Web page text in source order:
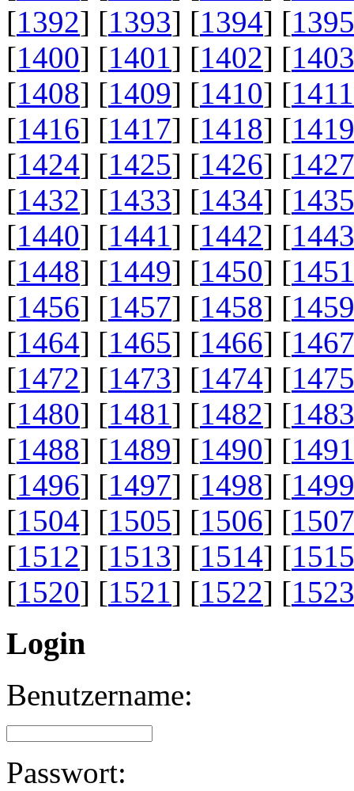
[1392] [1393] [1394] [1395
[1400] [1401] [1402] [1403
[1408] [1409] [1410] [1411
[1416] [1417] [1418] [1419
[1424] [1425] [1426] [1427
[1432] [1433] [1434] [1435
[1440] [1441] [1442] [1443
[1448] [1449] [1450] [1451
[1456] [1457] [1458] [1459
[1464] [1465] [1466] [1467
[1472] [1473] [1474] [1475
[1480] [1481] [1482] [1483
[1488] [1489] [1490] [1491
[1496] [1497] [1498] [1499
[1504] [1505] [1506] [1507
[1512] [1513] [1514] [1515
[1520] [1521] [1522] [1523
Login
Benutzername:
Passwort: